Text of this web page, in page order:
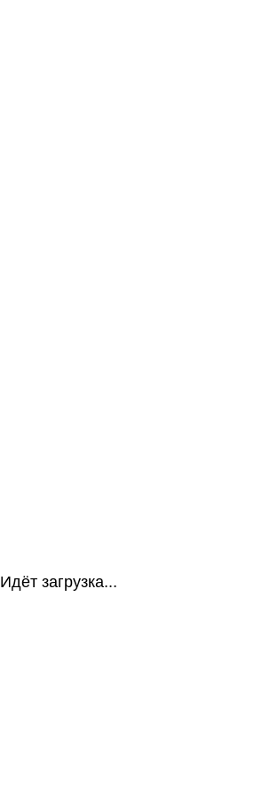
Идёт загрузка...